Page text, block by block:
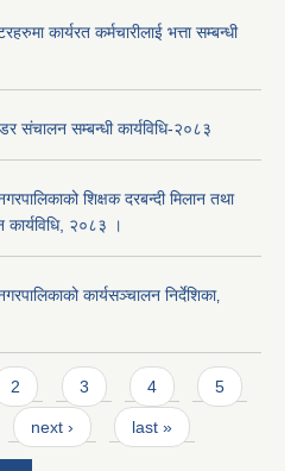
कार्यरत कर्मचारीलाई भत्ता सम्बन्धी
संचालन सम्बन्धी कार्यविधि-२०८३
शिक्षक दरबन्दी मिलान तथा
कार्यविधि, २०८३ ।
कार्यसञ्चालन निर्देशिका‚
2 3 4 5
next › last »